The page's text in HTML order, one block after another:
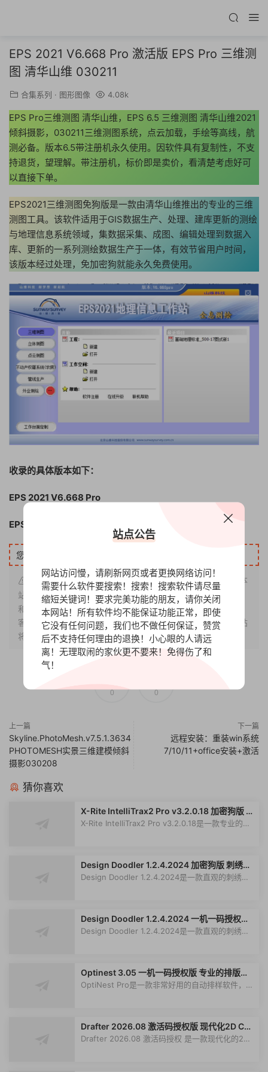
EPS 2021 V6.668 Pro 激活版 EPS Pro 三维测
图 清华山维 030211
合集系列 · 图形图像 4.08k
EPS Pro三维测图 清华山维，EPS 6.5 三维测图 清华山维2021
倾斜摄影，030211三维测图系统，点云加载，手绘等高线，航
测必备。版本6.5带注册机永久使用。因软件具有复制性，不支
持退货，望理解。带注册机，标价即是卖价，看清楚考虑好可
以直接下单。
EPS2021三维测图免狗版是一款由清华山维推出的专业的三维
测图工具。该软件适用于GIS数据生产、处理、建库更新的测绘
与地理信息系统领域，集数据采集、成图、编辑处理到数据入
库、更新的一系列测绘数据生产于一体，有效节省用户时间，
该版本经过处理，免加密狗就能永久免费使用。
收录的具体版本如下：
EPS 2021 V6.668 Pro
EPS 2021 V6.568 Pro
您需要先赞赏
声明：本站内容仅限用于测试、学习环境使用！在未征得本
站同意时，禁止复制、盗用、采集、发布本站内容到任何网站
和媒体平台。如若本站内容侵犯了原著者的合法权益，请联系
客服或发送邮件：gosoftvip@163.com「需要权利证明」本站
将及时下架相应内容！
0 0
上一篇
Skyline.PhotoMesh.v7.5.1.3634
PHOTOMESH实景三维建模倾斜
摄影030208
下一篇
远程安装：重装win系统
7/10/11+office安装+激活
猜你喜欢
X-Rite IntelliTrax2 Pro v3.2.0.18 加密狗版 自
动化颜色测量和质量控制解决方案
X-Rite IntelliTrax2 Pro v3.2.0.18是一款专业的自
Design Doodler 1.2.4.2024 加密狗版 刺绣设
计软件
Design Doodler 1.2.4.2024是一款直观的刺绣设
Design Doodler 1.2.4.2024 一机一码授权版
刺绣设计软件
Design Doodler 1.2.4.2024是一款直观的刺绣设
Optinest 3.05 一机一码授权版 专业的排版软
件
OptiNest Pro是一款非常好用的自动排样软件，软
Drafter 2026.08 激活码授权版 现代化2D CA
D绘图软件
Drafter 2026.08 激活码授权 是一款现代化的2D
站点公告
网站访问慢，请刷新网页或者更换网络访问！
需要什么软件要搜索！搜索！搜索软件请尽量
缩短关键词！要求完美功能的朋友，请你关闭
本网站！所有软件均不能保证功能正常，即使
它没有任何问题，我们也不做任何保证，赞赏
后不支持任何理由的退换！小心眼的人请远
离！无理取闹的家伙更不要来！免得伤了和
气！